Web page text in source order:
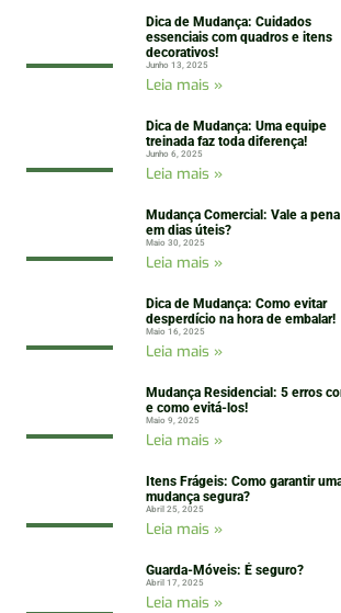
Dica de Mudança: Cuidados
essenciais com quadros e itens
decorativos!
Junho 13, 2025
Leia mais »
Dica de Mudança: Uma equipe
treinada faz toda diferença!
Junho 6, 2025
Leia mais »
Mudança Comercial: Vale a
em dias úteis?
Maio 30, 2025
Leia mais »
Dica de Mudança: Como evitar
desperdício na hora de embalar!
Maio 16, 2025
Leia mais »
Mudança Residencial: 5 erros
e como evitá-los!
Maio 9, 2025
Leia mais »
Itens Frágeis: Como garantir
mudança segura?
Abril 25, 2025
Leia mais »
Guarda-Móveis: É seguro?
Abril 17, 2025
Leia mais »